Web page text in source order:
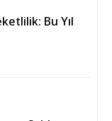
Bu Yıl